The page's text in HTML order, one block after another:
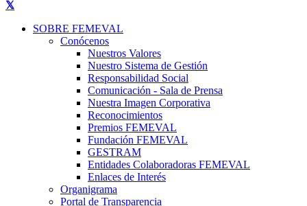
SOBRE FEMEVAL
Conócenos
Nuestros Valores
Nuestro Sistema de Gestión
Responsabilidad Social
Comunicación - Sala de Prensa
Nuestra Imagen Corporativa
Reconocimientos
Premios FEMEVAL
Fundación FEMEVAL
GESTRAM
Entidades Colaboradoras FEMEVAL
Enlaces de Interés
Organigrama
Portal de Transparencia